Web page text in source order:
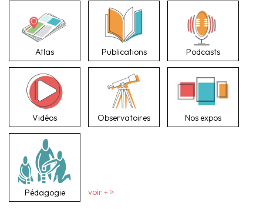
Atlas Publications Podcasts
Vidéos Observatoires Nos expos
Pédagogie voir + >